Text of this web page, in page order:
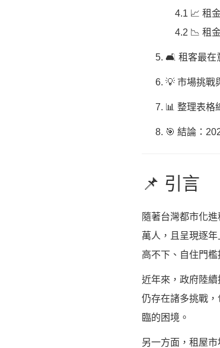
4.1 📈 租
4.2 📉 租
🛋️ 租客最在
💡 市場挑戰
📊 整理表格
🎯 結論：
📌 引言
隨著台灣都市化
萬人，且呈現逐
高不下、自住門
近年來，政府陸
仍存在諸多挑戰
臨的困境。
另一方面，租屋